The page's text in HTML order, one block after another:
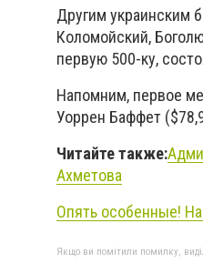
Другим украинским
Коломойский,
первую 500-ку,
Напомним, первое
Уоррен Баффет
Читайте также:
Ахметова
Опять особенные!
Якщо ви помітили помилку,